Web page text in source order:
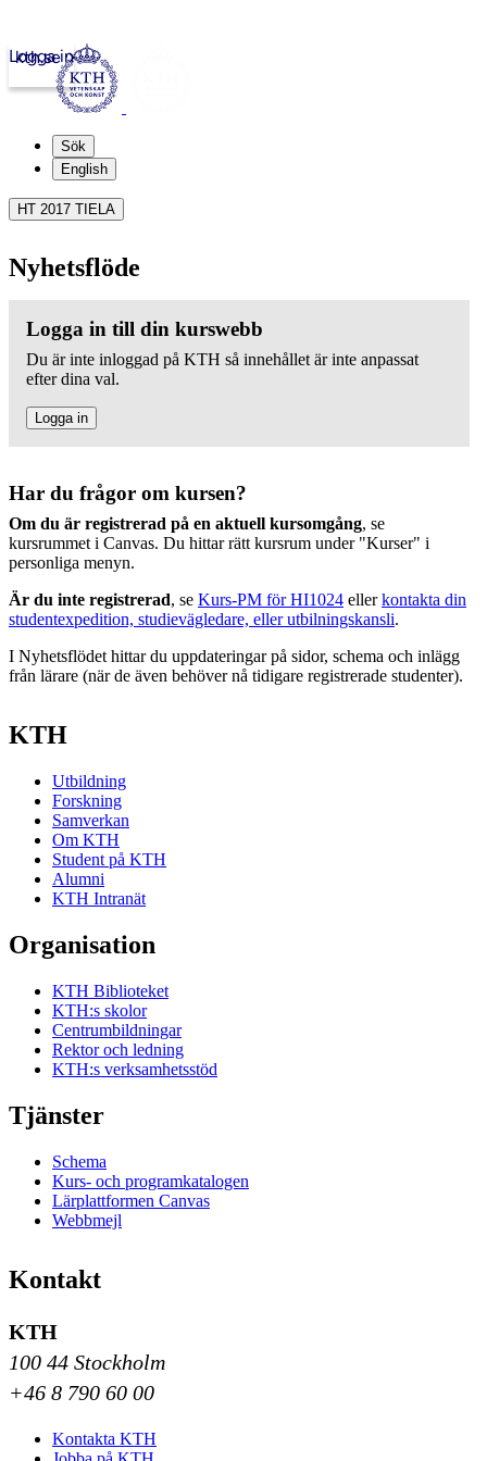
kth.se
Logga in
Sök
English
HT 2017 TIELA
Nyhetsflöde
Logga in till din kurswebb
Du är inte inloggad på KTH så innehållet är inte anpassat
efter dina val.
Logga in
Har du frågor om kursen?
Om du är registrerad på en aktuell kursomgång, se
kursrummet i Canvas. Du hittar rätt kursrum under "Kurser" i
personliga menyn.
Är du inte registrerad, se Kurs-PM för HI1024 ellerkontakta din
studentexpedition, studievägledare, eller utbilningskansli.
I Nyhetsflödet hittar du uppdateringar på sidor, schema och inlägg
från lärare (när de även behöver nå tidigare registrerade studenter).
KTH
Utbildning
Forskning
Samverkan
Om KTH
Student på KTH
Alumni
KTH Intranät
Organisation
KTH Biblioteket
KTH:s skolor
Centrumbildningar
Rektor och ledning
KTH:s verksamhetsstöd
Tjänster
Schema
Kurs- och programkatalogen
Lärplattformen Canvas
Webbmejl
Kontakt
KTH
100 44 Stockholm
+46 8 790 60 00
Kontakta KTH